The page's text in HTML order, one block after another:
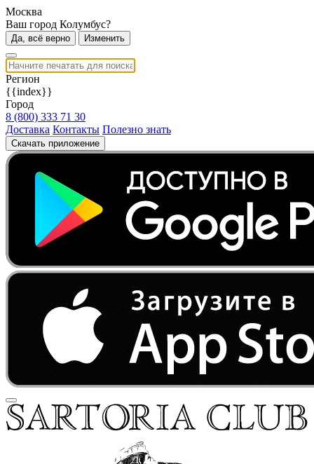
Москва
Ваш город Колумбус?
Да, всё верно Изменить
Регион
{{index}}
Город
8 (800) 333 71 30
Доставка Контакты Полезно знать
Скачать приложение